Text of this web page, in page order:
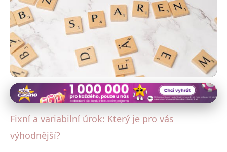
Úrokové sazby a poplatky
Fixní vs. Variabilní Úrok: Který
Vám Ušetří Více Peněz?
Fixní a variabilní úrok: Který je pro vás
výhodnější?